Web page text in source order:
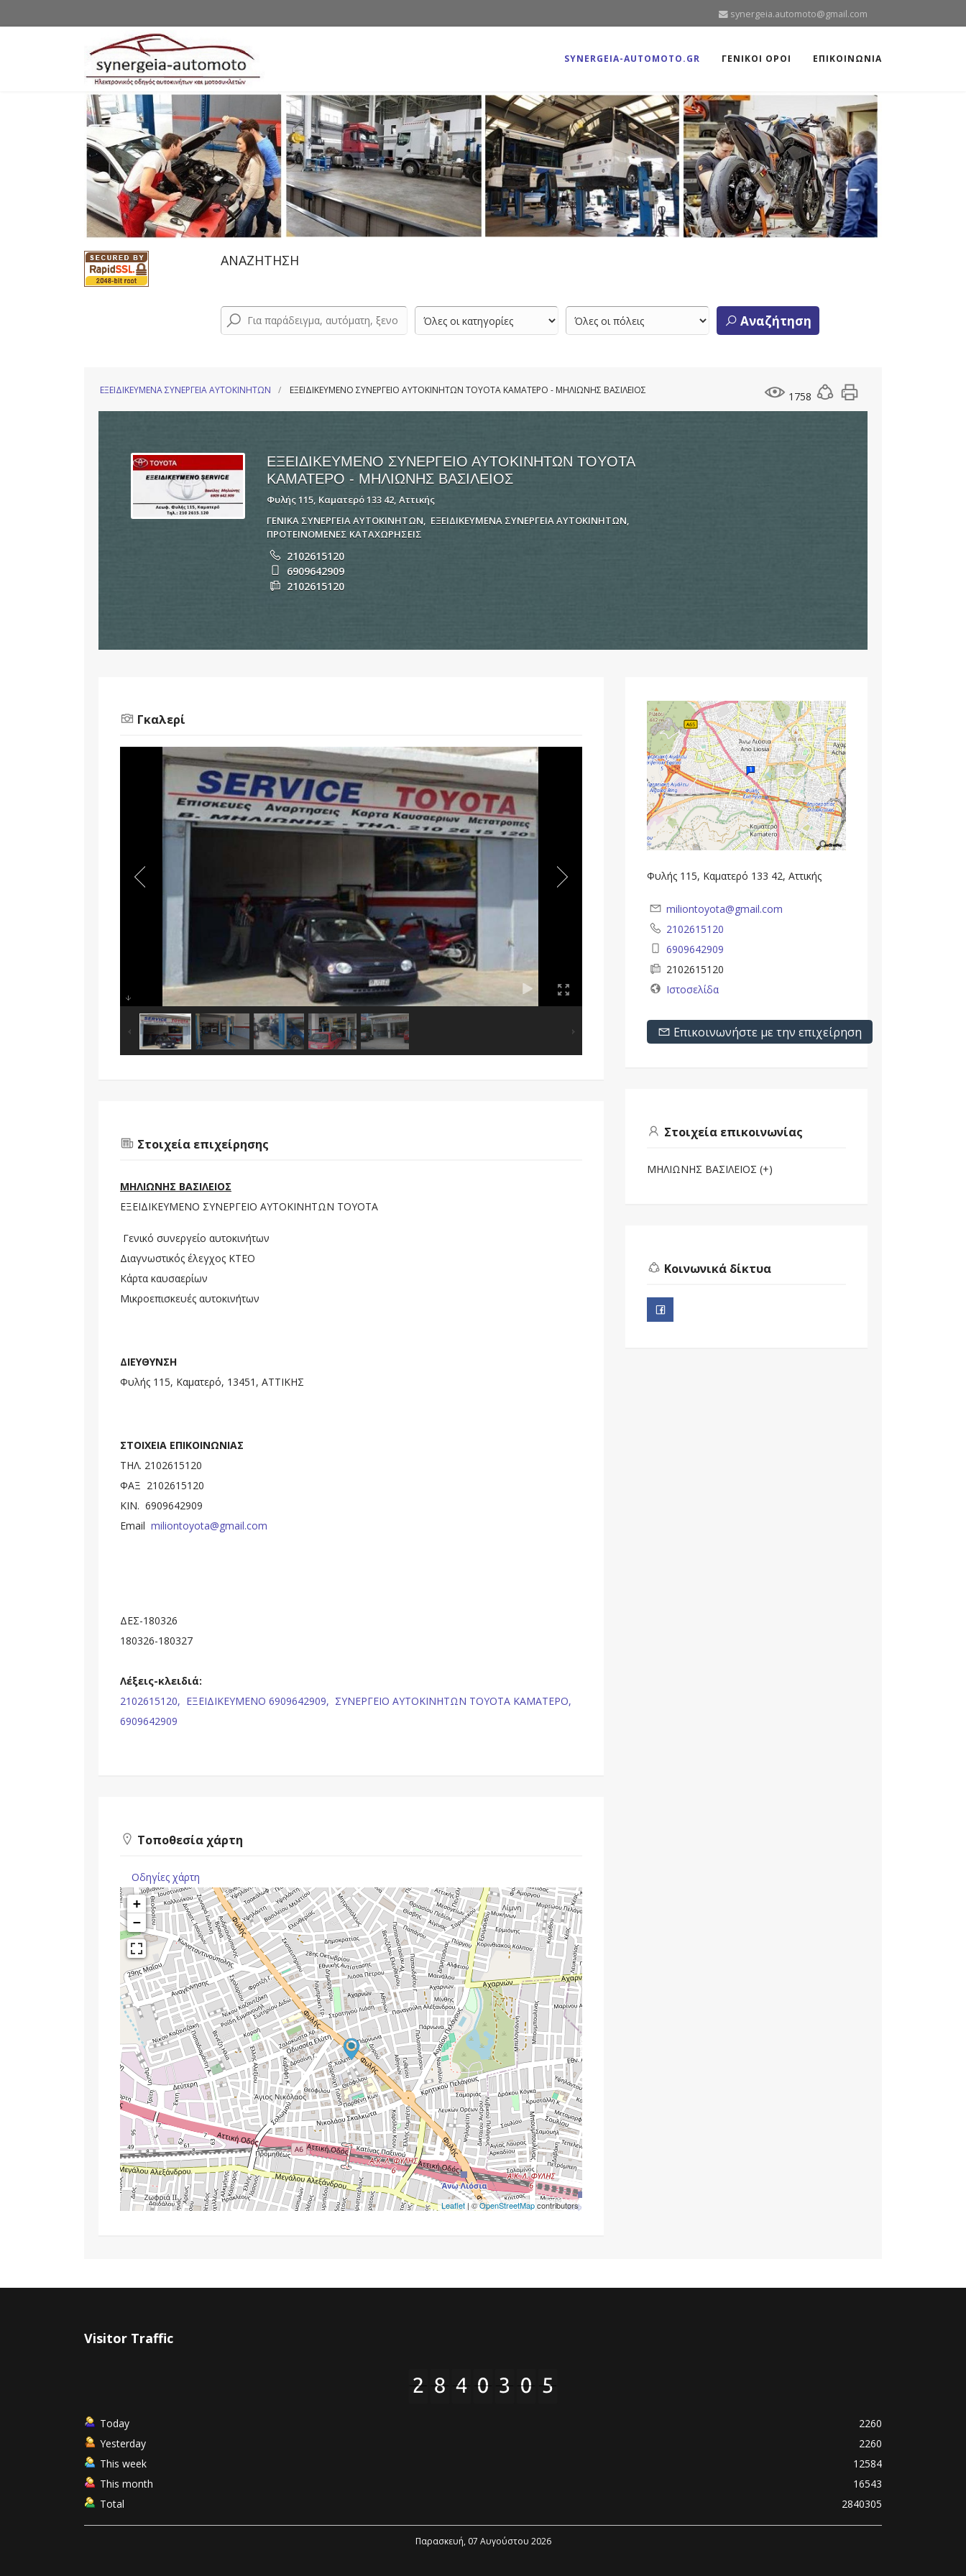
synergeia.automoto@gmail.com
SYNERGEIA-AUTOMOTO.GR ΓΕΝΙΚΟΙ ΟΡΟΙ ΕΠΙΚΟΙΝΩΝΙΑ
ΑΝΑΖΗΤΗΣΗ
Αναζήτηση
1758
ΕΞΕΙΔΙΚΕΥΜΕΝΑ ΣΥΝΕΡΓΕΙΑ ΑΥΤΟΚΙΝΗΤΩΝ ΕΞΕΙΔΙΚΕΥΜΕΝΟ ΣΥΝΕΡΓΕΙΟ ΑΥΤΟΚΙΝΗΤΩΝ TOYOTA ΚΑΜΑΤΕΡΟ - ΜΗΛΙΩΝΗΣ ΒΑΣΙΛΕΙΟΣ
ΕΞΕΙΔΙΚΕΥΜΕΝΟ ΣΥΝΕΡΓΕΙΟ ΑΥΤΟΚΙΝΗΤΩΝ TOYOTA
ΚΑΜΑΤΕΡΟ - ΜΗΛΙΩΝΗΣ ΒΑΣΙΛΕΙΟΣ
Φυλής 115, Καματερό 133 42, Αττικής
ΓΕΝΙΚΑ ΣΥΝΕΡΓΕΙΑ ΑΥΤΟΚΙΝΗΤΩΝ
ΕΞΕΙΔΙΚΕΥΜΕΝΑ ΣΥΝΕΡΓΕΙΑ ΑΥΤΟΚΙΝΗΤΩΝ
ΠΡΟΤΕΙΝΟΜΕΝΕΣ ΚΑΤΑΧΩΡΗΣΕΙΣ
2102615120
6909642909
2102615120
Γκαλερί
Στοιχεία επιχείρησης
ΜΗΛΙΩΝΗΣ ΒΑΣΙΛΕΙΟΣ
ΕΞΕΙΔΙΚΕΥΜΕΝΟ ΣΥΝΕΡΓΕΙΟ ΑΥΤΟΚΙΝΗΤΩΝ TOYOTA
Γενικό συνεργείο αυτοκινήτων
Διαγνωστικός έλεγχος ΚΤΕΟ
Κάρτα καυσαερίων
Μικροεπισκευές αυτοκινήτων
ΔΙΕΥΘΥΝΣΗ
Φυλής 115, Καματερό, 13451, ΑΤΤΙΚΗΣ
ΣΤΟΙΧΕΙΑ ΕΠΙΚΟΙΝΩΝΙΑΣ
ΤΗΛ. 2102615120
ΦΑΞ 2102615120
ΚΙΝ. 6909642909
Email miliontoyota@gmail.com
ΔΕΣ-180326
180326-180327
Λέξεις-κλειδιά:
2102615120, ΕΞΕΙΔΙΚΕΥΜΕΝΟ 6909642909, ΣΥΝΕΡΓΕΙΟ ΑΥΤΟΚΙΝΗΤΩΝ TOYOTA ΚΑΜΑΤΕΡΟ,
6909642909
Τοποθεσία χάρτη
Οδηγίες χάρτη
+
−
Leaflet | ©OpenStreetMapcontributors
Φυλής 115, Καματερό 133 42, Αττικής
miliontoyota@gmail.com
2102615120
6909642909
2102615120
Ιστοσελίδα
Επικοινωνήστε με την επιχείρηση
Στοιχεία επικοινωνίας
ΜΗΛΙΩΝΗΣ ΒΑΣΙΛΕΙΟΣ (+)
Κοινωνικά δίκτυα
Visitor Traffic
Today
2260
Yesterday
2260
This week
12584
This month
16543
Total
2840305
Παρασκευή, 07 Αυγούστου 2026